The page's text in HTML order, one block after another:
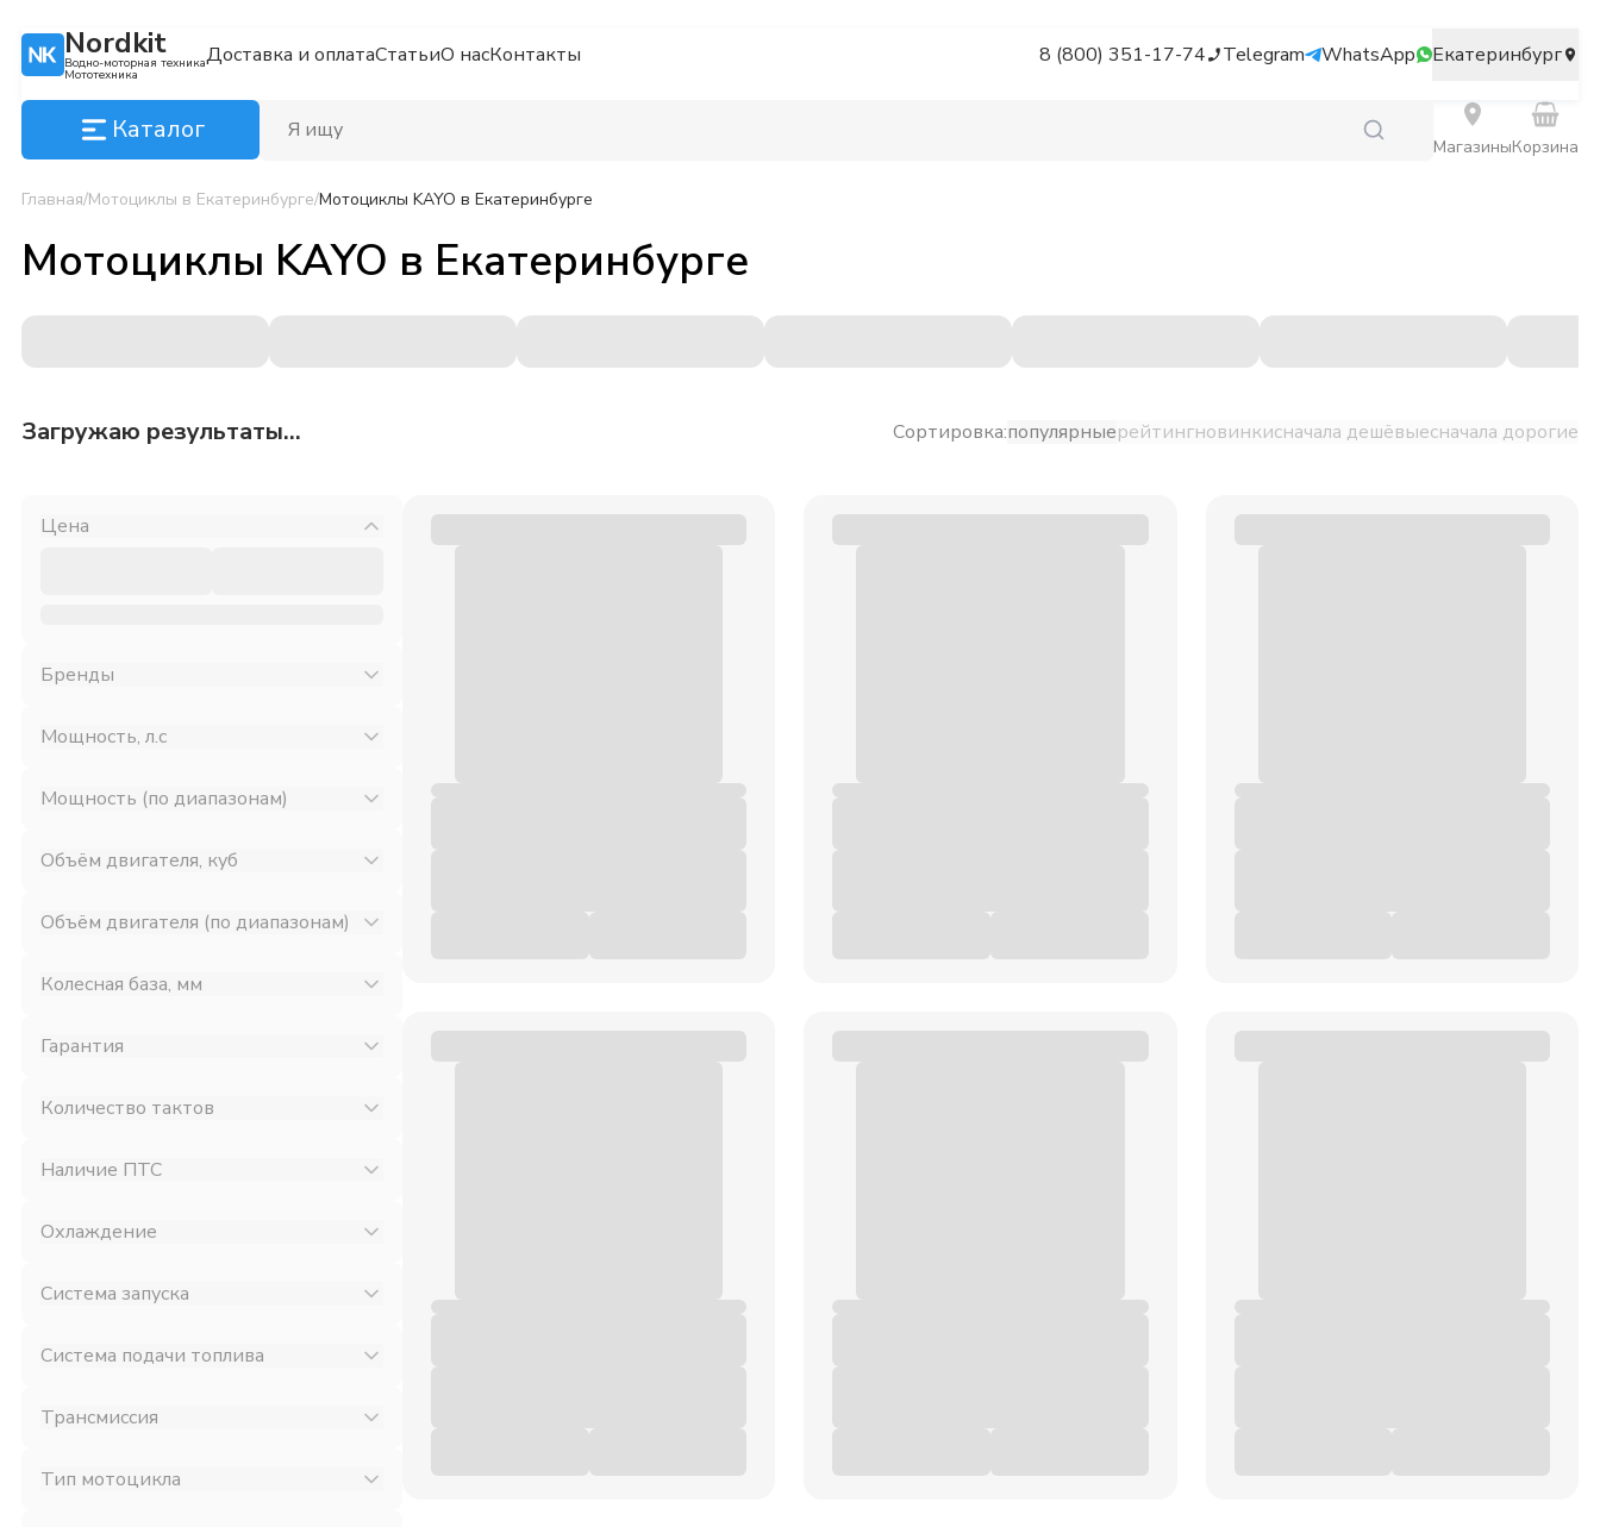
Nordkit
Водно-моторная техника
Мототехника
Доставка и оплатаСтатьиО насКонтакты 8 (800) 351-17-74 Telegram WhatsApp Екатеринбург
Каталог
МагазиныКорзина
Главная/Мотоциклы в Екатеринбурге/Мотоциклы KAYO в Екатеринбурге
Мотоциклы KAYO в Екатеринбурге
Загружаю результаты... Сортировка:популярныерейтингновинкисначала дешёвыесначала дорогие
Цена
Бренды
Мощность, л.с
Мощность (по диапазонам)
Объём двигателя, куб
Объём двигателя (по диапазонам)
Колесная база, мм
Гарантия
Количество тактов
Наличие ПТС
Охлаждение
Система запуска
Система подачи топлива
Трансмиссия
Тип мотоцикла